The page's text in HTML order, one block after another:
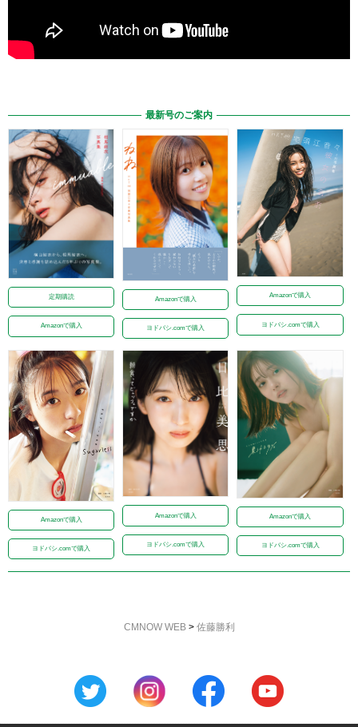
最新号のご案内
定期購読
Amazonで購入
Amazonで購入
ヨドバシ.comで購入
Amazonで購入
ヨドバシ.comで購入
Amazonで購入
ヨドバシ.comで購入
Amazonで購入
ヨドバシ.comで購入
Amazonで購入
ヨドバシ.comで購入
CMNOW WEB> 佐藤勝利